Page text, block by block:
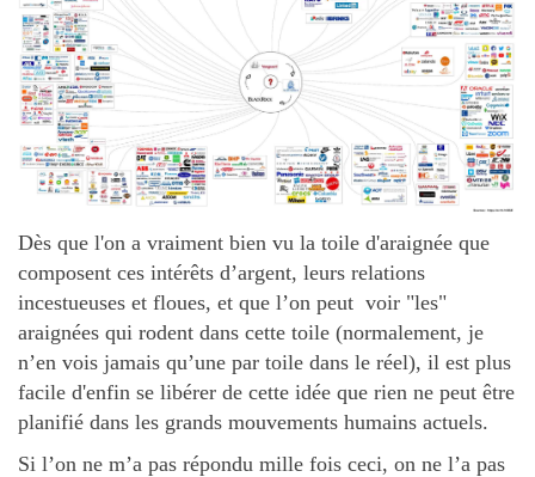
Dès que l'on a vraiment bien vu la toile d'araignée que
composent ces intérêts d’argent, leurs relations
incestueuses et floues, et que l’on peut voir "les"
araignées qui rodent dans cette toile (normalement, je
n’en vois jamais qu’une par toile dans le réel), il est plus
facile d'enfin se libérer de cette idée que rien ne peut être
planifié dans les grands mouvements humains actuels.
Si l’on ne m’a pas répondu mille fois ceci, on ne l’a pas